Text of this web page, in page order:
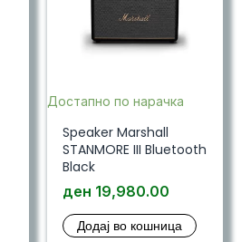
Достапно по нарачка
Speaker Marshall
STANMORE III Bluetooth
Black
ден 19,980.00
Додај во кошница